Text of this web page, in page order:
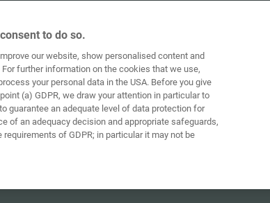
to do so.
our website, show personalised content and
further information on the cookies that we use,
your personal data in the USA. Before you give
(a) GDPR, we draw your attention in particular to
guarantee an adequate level of data protection for
of an adequacy decision and appropriate safeguards,
of GDPR; in particular it may not be